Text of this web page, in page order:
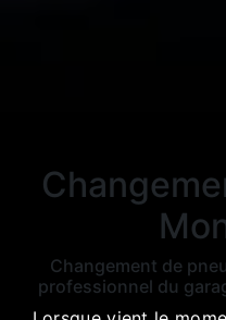
Changement de
professionnel du